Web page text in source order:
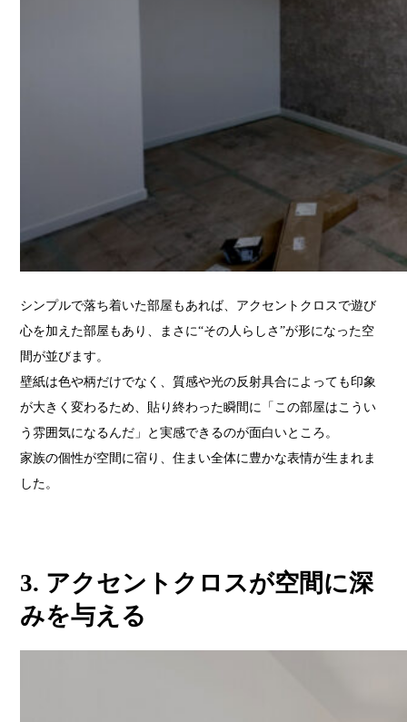
シンプルで落ち着いた部屋もあれば、アクセントクロスで遊び
心を加えた部屋もあり、まさに“その人らしさ”が形になった空
間が並びます。
壁紙は色や柄だけでなく、質感や光の反射具合によっても印象
が大きく変わるため、貼り終わった瞬間に「この部屋はこうい
う雰囲気になるんだ」と実感できるのが面白いところ。
家族の個性が空間に宿り、住まい全体に豊かな表情が生まれま
した。
3. アクセントクロスが空間に深
みを与える